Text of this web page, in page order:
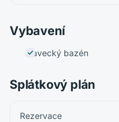
Vybavení
Plavecký bazén
Splátkový plán
Rezervace